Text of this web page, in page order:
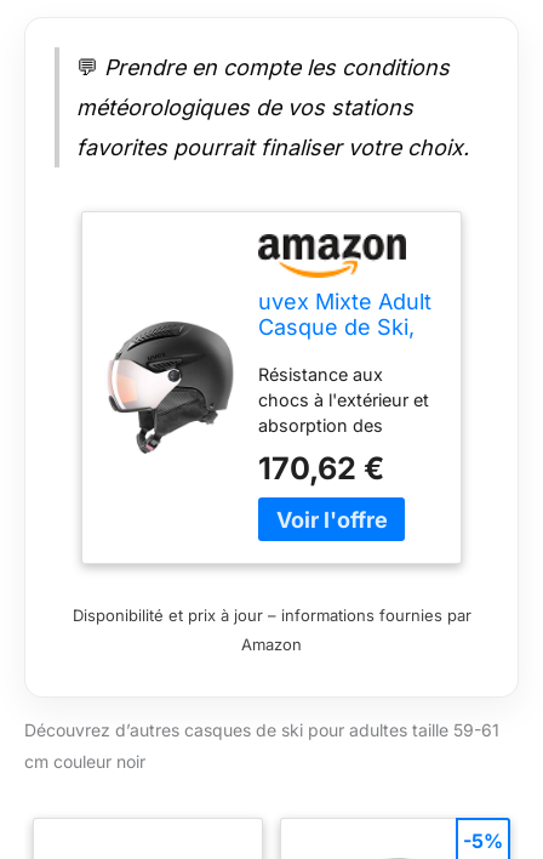
💬 Prendre en compte les conditions
météorologiques de vos stations
favorites pourrait finaliser votre choix.
uvex Mixte Adult
Casque de Ski,
59-61 cm
Résistance aux
chocs à l'extérieur et
absorption des
l'intérieur gr ce à la
coque extérieure
robuste et à la coque
à la forme de la tête
gr ce au système
la hauteur Système
170,62 €
Disponibilité et prix à jour – informations fournies par
Amazon
Découvrez d’autres casques de ski pour adultes taille 59-61
cm couleur noir
-5%